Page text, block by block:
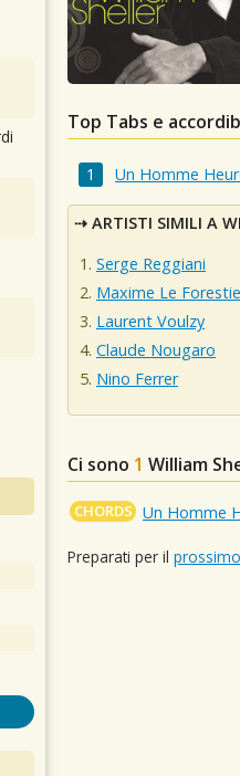
Top Tabs e
Un Homme
ARTISTI SIMILI A
Serge Reggiani
Maxime Le
Laurent Voulzy
Claude Nougaro
Nino Ferrer
Ci sono 1 William
CHORDS Un Homme
Preparati per il